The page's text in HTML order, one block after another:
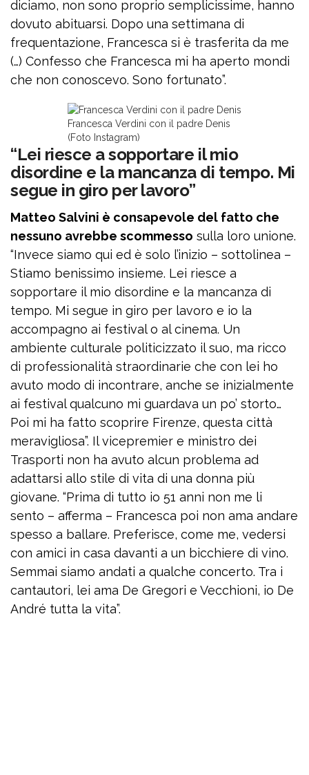
diciamo, non sono proprio semplicissime, hanno
dovuto abituarsi. Dopo una settimana di
frequentazione, Francesca si è trasferita da me
(…) Confesso che Francesca mi ha aperto mondi
che non conoscevo. Sono fortunato”.
Francesca Verdini con il padre Denis
(Foto Instagram)
“Lei riesce a sopportare il mio
disordine e la mancanza di tempo. Mi
segue in giro per lavoro”
Matteo Salvini è consapevole del fatto che
nessuno avrebbe scommesso sulla loro unione.
“Invece siamo qui ed è solo l’inizio – sottolinea –
Stiamo benissimo insieme. Lei riesce a
sopportare il mio disordine e la mancanza di
tempo. Mi segue in giro per lavoro e io la
accompagno ai festival o al cinema. Un
ambiente culturale politicizzato il suo, ma ricco
di professionalità straordinarie che con lei ho
avuto modo di incontrare, anche se inizialmente
ai festival qualcuno mi guardava un po’ storto…
Poi mi ha fatto scoprire Firenze, questa città
meravigliosa”. Il vicepremier e ministro dei
Trasporti non ha avuto alcun problema ad
adattarsi allo stile di vita di una donna più
giovane. “Prima di tutto io 51 anni non me li
sento – afferma – Francesca poi non ama andare
spesso a ballare. Preferisce, come me, vedersi
con amici in casa davanti a un bicchiere di vino.
Semmai siamo andati a qualche concerto. Tra i
cantautori, lei ama De Gregori e Vecchioni, io De
André tutta la vita”.